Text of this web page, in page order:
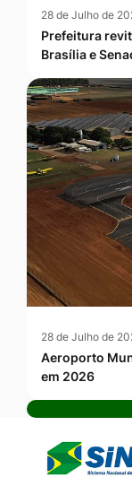
28 de Julho de
Prefeitura
Brasília e
28 de Julho de
Aeroporto
em 2026